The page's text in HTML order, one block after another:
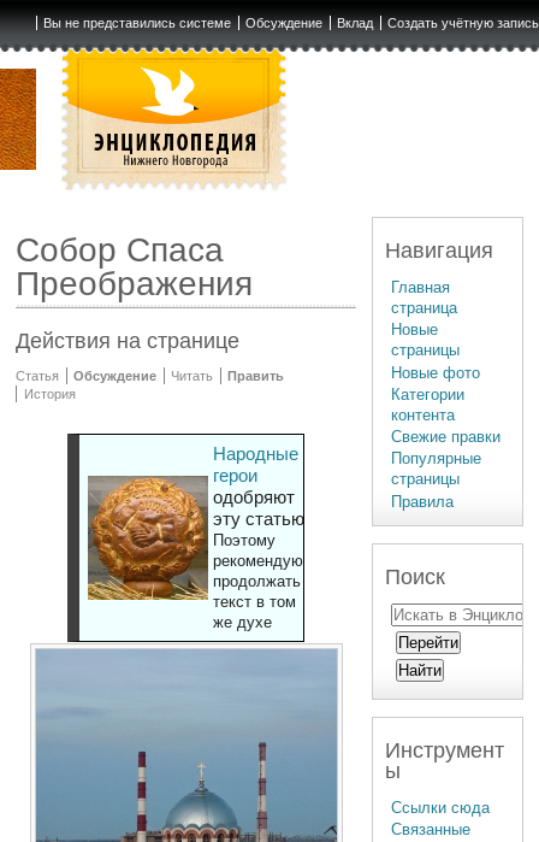
Вы не представились системе Обсуждение Вклад Создать учётную запись
Собор Спаса
Преображения
Действия на странице
Статья Обсуждение Читать
Править
История
Народные
герои
одобряют
эту статью
Поэтому
рекомендуют
продолжать
текст в том
же духе
Навигация
Главная
страница
Новые
страницы
Новые фото
Категории
контента
Свежие правки
Популярные
страницы
Правила
Поиск
Инструмент
ы
Ссылки сюда
Связанные